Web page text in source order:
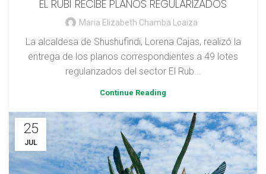
EL RUBÍ RECIBE PLANOS REGULARIZADOS
Maria Elizabeth Chamba Loaiza
La alcaldesa de Shushufindi, Lorena Cajas, realizó la
entrega de los planos correspondientes a 49 lotes
regularizados del sector El Rub...
Continue Reading
25
JUL